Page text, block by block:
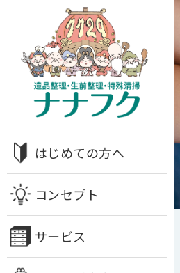
はじめての方へ
コンセプト
サービス